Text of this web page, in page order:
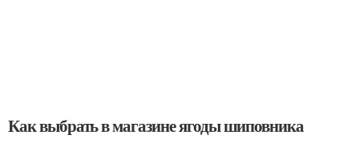
Как выбрать в магазине ягоды шиповника